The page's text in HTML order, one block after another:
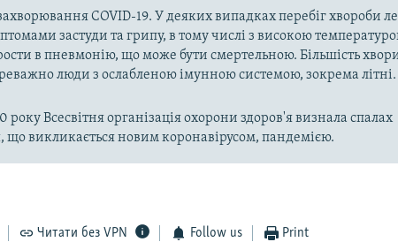
COVID-19. У деяких випадках перебіг хвороби
застуди та грипу, в тому числі з високою
в пневмонію, що може бути смертельною. Більшість
люди з ослабленою імунною системою, зокрема літні.
року Всесвітня організація охорони здоров'я визнала спалах
що викликається новим коронавірусом, пандемією.
Читати без VPN Follow us Print